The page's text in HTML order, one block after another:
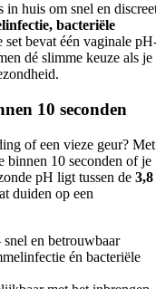
in huis om snel en
bacteriële
set bevat één vaginale
dé slimme keuze als je
10 seconden
of een vieze geur? Met
binnen 10 seconden of je
pH ligt tussen de 3,8
duiden op een
snel en betrouwbaar
én bacteriële